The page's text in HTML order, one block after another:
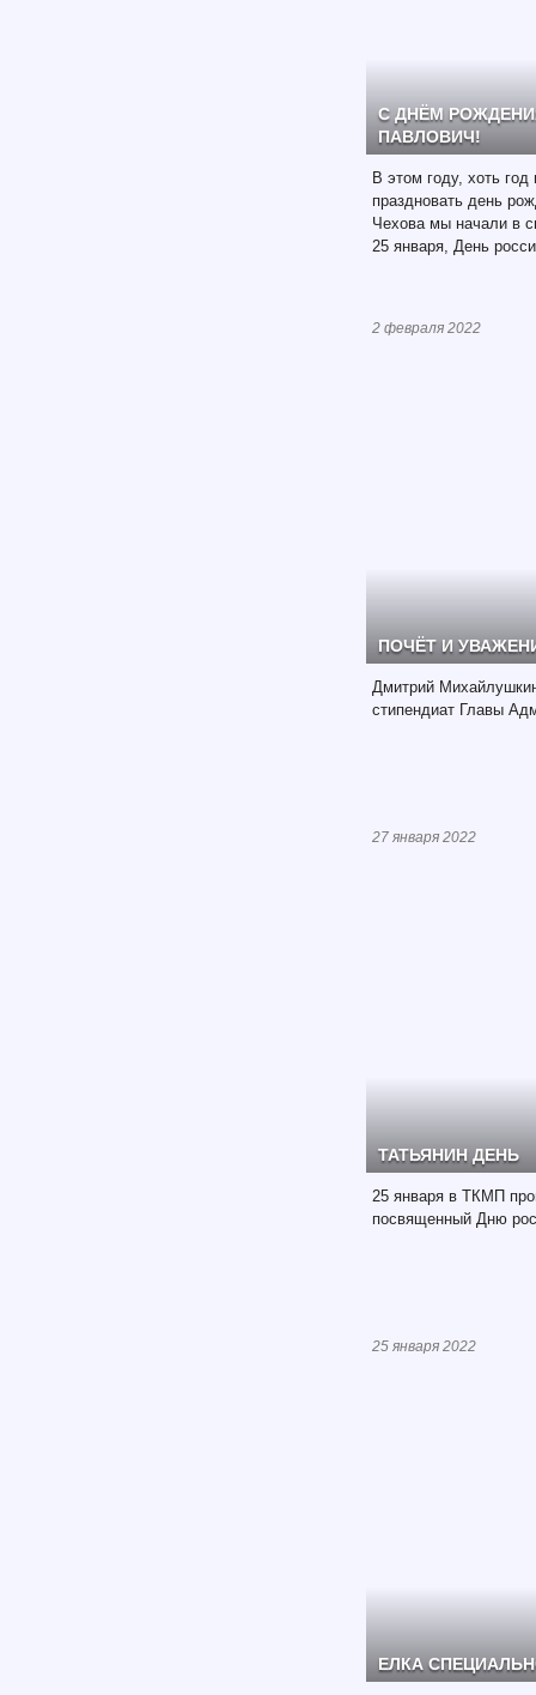
С ДНЁМ
ПАВЛОВИЧ!
В этом году, хоть
праздновать день
Чехова мы начали в
25 января, День
2 февраля 2022
ПОЧЁТ И
Дмитрий
стипендиат Главы
27 января 2022
ТАТЬЯНИН ДЕНЬ
25 января в ТКМП
посвященный Дню
25 января 2022
ЕЛКА